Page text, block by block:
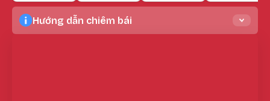
Hướng dẫn chiêm bái